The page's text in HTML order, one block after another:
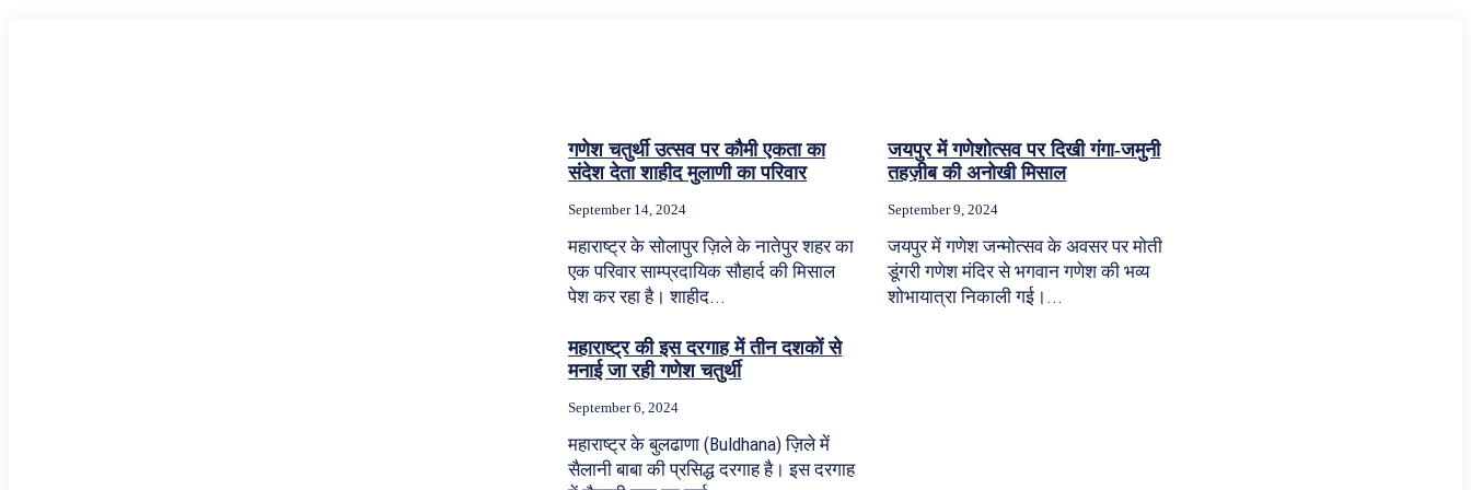
गणेश चतुर्थी उत्सव पर कौमी एकता का
संदेश देता शाहीद मुलाणी का परिवार
September 14, 2024
महाराष्ट्र के सोलापुर ज़िले के नातेपुर शहर का
एक परिवार साम्प्रदायिक सौहार्द की मिसाल
पेश कर रहा है। शाहीद...
जयपुर में गणेशोत्सव पर दिखी गंगा-जमुनी
तहज़ीब की अनोखी मिसाल
September 9, 2024
जयपुर में गणेश जन्मोत्सव के अवसर पर मोती
डूंगरी गणेश मंदिर से भगवान गणेश की भव्य
शोभायात्रा निकाली गई।...
महाराष्ट्र की इस दरगाह में तीन दशकों से
मनाई जा रही गणेश चतुर्थी
September 6, 2024
महाराष्ट्र के बुलढाणा (Buldhana) ज़िले में
सैलानी बाबा की प्रसिद्ध दरगाह है। इस दरगाह